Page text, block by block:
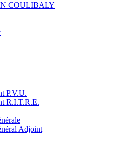
COULIBALY
P.V.U.
R.I.T.R.E.
Adjoint